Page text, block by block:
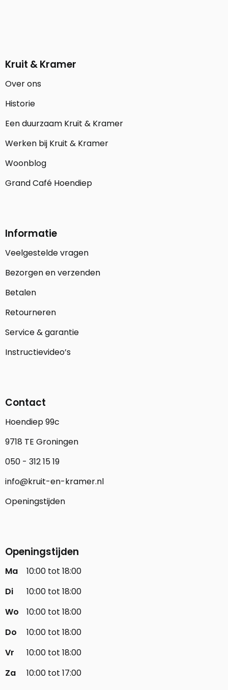
Kruit & Kramer
Over ons
Historie
Een duurzaam Kruit & Kramer
Werken bij Kruit & Kramer
Woonblog
Grand Café Hoendiep
Informatie
Veelgestelde vragen
Bezorgen en verzenden
Betalen
Retourneren
Service & garantie
Instructievideo’s
Contact
Hoendiep 99c
9718 TE Groningen
050 - 312 15 19
info@kruit-en-kramer.nl
Openingstijden
Openingstijden
Ma
10:00 tot 18:00
Di
10:00 tot 18:00
Wo
10:00 tot 18:00
Do
10:00 tot 18:00
Vr
10:00 tot 18:00
Za
10:00 tot 17:00